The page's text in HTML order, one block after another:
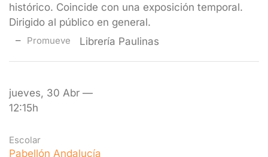
histórico. Coincide con una exposición temporal.
Dirigido al público en general.
Promueve Librería Paulinas
jueves, 30 Abr —
12:15h
Escolar
Pabellón Andalucía